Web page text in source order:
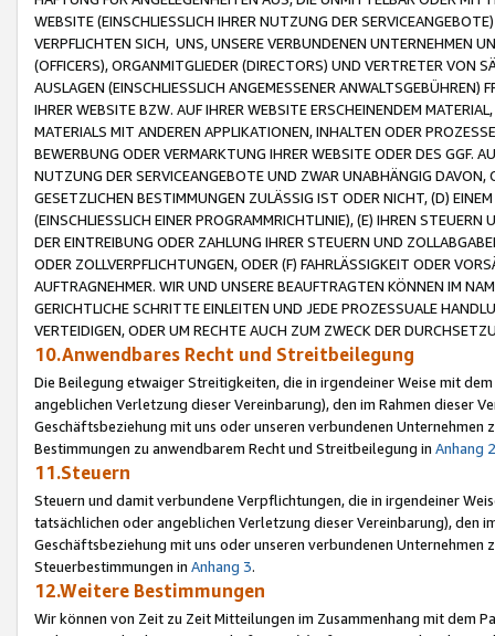
WEBSITE (EINSCHLIESSLICH IHRER NUTZUNG DER
VERPFLICHTEN SICH, UNS, UNSERE VERBUNDENEN UNTERNEHMEN
(OFFICERS), ORGANMITGLIEDER (DIRECTORS) UND VERTRETER VON
AUSLAGEN (EINSCHLIESSLICH ANGEMESSENER
IHRER WEBSITE BZW. AUF IHRER WEBSITE ERSCHEINENDEM
MATERIALS MIT ANDEREN APPLIKATIONEN, INHALTEN ODER
BEWERBUNG ODER VERMARKTUNG IHRER WEBSITE ODER DES GGF.
NUTZUNG DER SERVICEANGEBOTE UND ZWAR UNABHÄNGIG
GESETZLICHEN BESTIMMUNGEN ZULÄSSIG IST ODER NICHT, (D)
(EINSCHLIESSLICH EINER PROGRAMMRICHTLINIE), (E) IHREN
DER EINTREIBUNG ODER ZAHLUNG IHRER STEUERN UND
ODER ZOLLVERPFLICHTUNGEN, ODER (F) FAHRLÄSSIGKEIT ODER
AUFTRAGNEHMER. WIR UND UNSERE BEAUFTRAGTEN KÖNNEN IM
GERICHTLICHE SCHRITTE EINLEITEN UND JEDE PROZESSUALE
VERTEIDIGEN, ODER UM RECHTE AUCH ZUM ZWECK DER
10.Anwendbares Recht und Streitbeilegung
Die Beilegung etwaiger Streitigkeiten, die in irgendeiner Weise mit
angeblichen Verletzung dieser Vereinbarung), den im Rahmen dieser
Geschäftsbeziehung mit uns oder unseren verbundenen
Bestimmungen zu anwendbarem Recht und Streitbeilegung in Anhang 2
11.Steuern
Steuern und damit verbundene Verpflichtungen, die in irgendeiner
tatsächlichen oder angeblichen Verletzung dieser Vereinbarung), den
Geschäftsbeziehung mit uns oder unseren verbundenen
Steuerbestimmungen in Anhang 3.
12.Weitere Bestimmungen
Wir können von Zeit zu Zeit Mitteilungen im Zusammenhang mit dem